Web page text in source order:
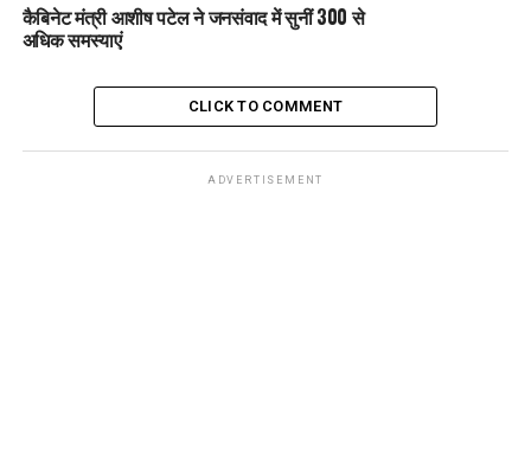
कैबिनेट मंत्री आशीष पटेल ने जनसंवाद में सुनीं 300 से
अधिक समस्याएं
CLICK TO COMMENT
ADVERTISEMENT